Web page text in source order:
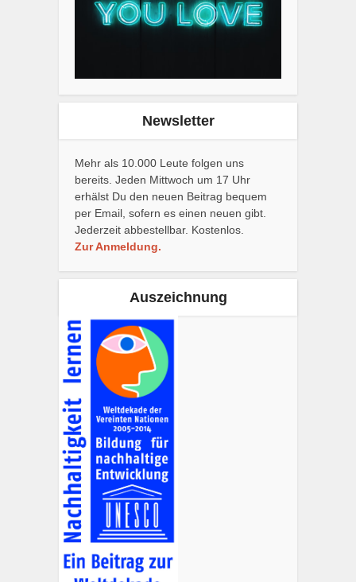
Newsletter
Mehr als 10.000 Leute folgen uns
bereits. Jeden Mittwoch um 17 Uhr
erhälst Du den neuen Beitrag bequem
per Email, sofern es einen neuen gibt.
Jederzeit abbestellbar. Kostenlos.
Zur Anmeldung.
Auszeichnung